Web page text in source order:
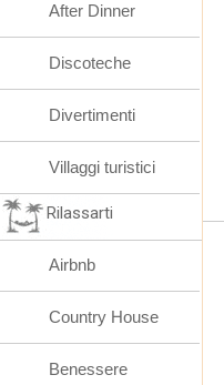
After Dinner
Discoteche
Divertimenti
Villaggi turistici
Rilassarti
Airbnb
Country House
Benessere